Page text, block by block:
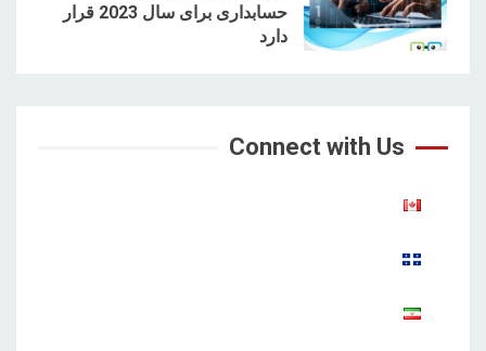
5
حسابداری برای سال 2023 قرار
دارد
Connect with Us